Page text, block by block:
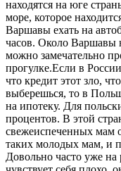
находятся на юге
море, которое
Варшавы ехать на
часов. Около Варшавы
можно замечательно
прогулке.Если в
что кредит этот зло,
выберешься, то в
на ипотеку. Для
процентов. В этой
свежеиспеченных мам
таких молодых мам, и
Довольно часто уже